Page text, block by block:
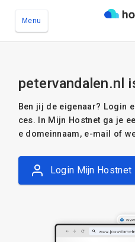
Menu
petervandalen.nl
Ben jij de eigenaar? Login
ces. In Mijn Hostnet ga je
e domeinnaam, e-mail of
Login Mijn Hostnet